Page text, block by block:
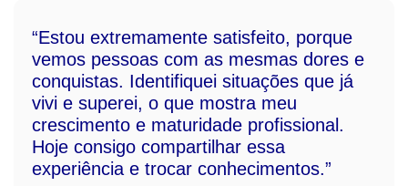
“Estou extremamente satisfeito, porque
vemos pessoas com as mesmas dores e
conquistas. Identifiquei situações que já
vivi e superei, o que mostra meu
crescimento e maturidade profissional.
Hoje consigo compartilhar essa
experiência e trocar conhecimentos.”